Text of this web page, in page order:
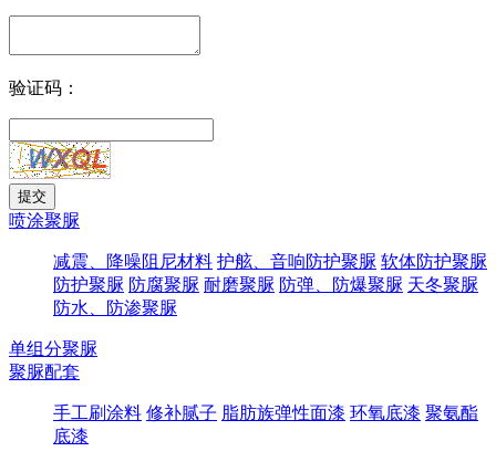
验证码：
喷涂聚脲
减震、降噪阻尼材料 护舷、音响防护聚脲 软体防护聚脲
防护聚脲 防腐聚脲 耐磨聚脲 防弹、防爆聚脲 天冬聚脲
防水、防渗聚脲
单组分聚脲
聚脲配套
手工刷涂料 修补腻子 脂肪族弹性面漆 环氧底漆 聚氨酯
底漆